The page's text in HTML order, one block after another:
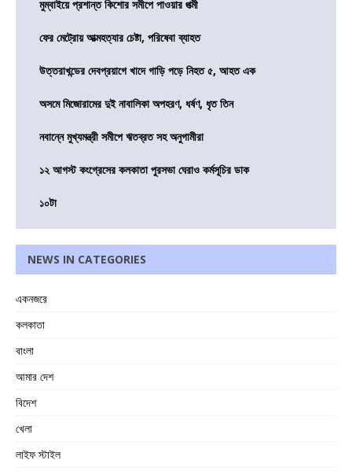
মুম্বাইয়ে প্রশান্ত কিশোর সমীপে পাওয়ার পত্মী
ফের মেট্রোয় আত্মহত্যার চেষ্টা, পরিষেবা ব্যাহত
উত্তরাখন্ডের দেবপ্রয়াগে খাদে গাড়ি পড়ে নিহত ৫, আহত এক
অসমে মিজোরামের দুই নাবালিকা অপহরণ, ধর্ষণ, ধৃত তিন
নবান্নে মুখ্যমন্ত্রী সমীপে ঋতব্রত সহ অনুগামীরা
১২ আগস্ট কংগ্রেসের কলকাতা পুরসভা ঘেরাও কর্মসূচির ডাক
১০টা
NEWS IN CATEGORIES
একনজরে
কলকাতা
বাংলা
আমার দেশ
বিদেশ
খেলা
লাইফ স্টাইল